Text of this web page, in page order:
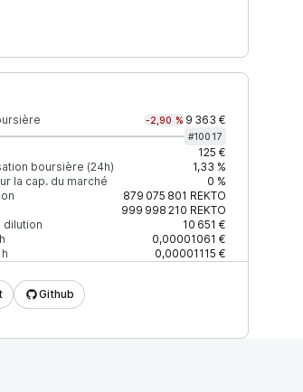
-2,90 % 9 363 €
#10017
125 €
boursière (24h)
1,33 %
la cap. du marché
0 %
879 075 801 REKTO
999 998 210 REKTO
dilution
10 651 €
0,00001061 €
0,00001115 €
Github
Confiance Mis à jour
ÉLEVÉE